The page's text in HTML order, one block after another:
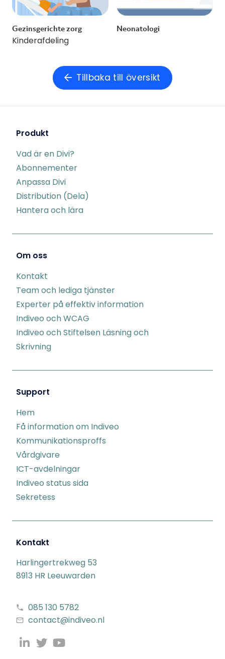
Gezinsgerichte zorg
Kinderafdeling
Neonatologi
Tillbaka till översikt
Produkt
Vad är en Divi?
Abonnementer
Anpassa Divi
Distribution (Dela)
Hantera och lära
Om oss
Kontakt
Team och lediga tjänster
Experter på effektiv information
Indiveo och WCAG
Indiveo och Stiftelsen Läsning och
Skrivning
Support
Hem
Få information om Indiveo
Kommunikationsproffs
Vårdgivare
ICT-avdelningar
Indiveo status sida
Sekretess
Kontakt
Harlingertrekweg 53
8913 HR Leeuwarden
085 130 5782
contact@indiveo.nl